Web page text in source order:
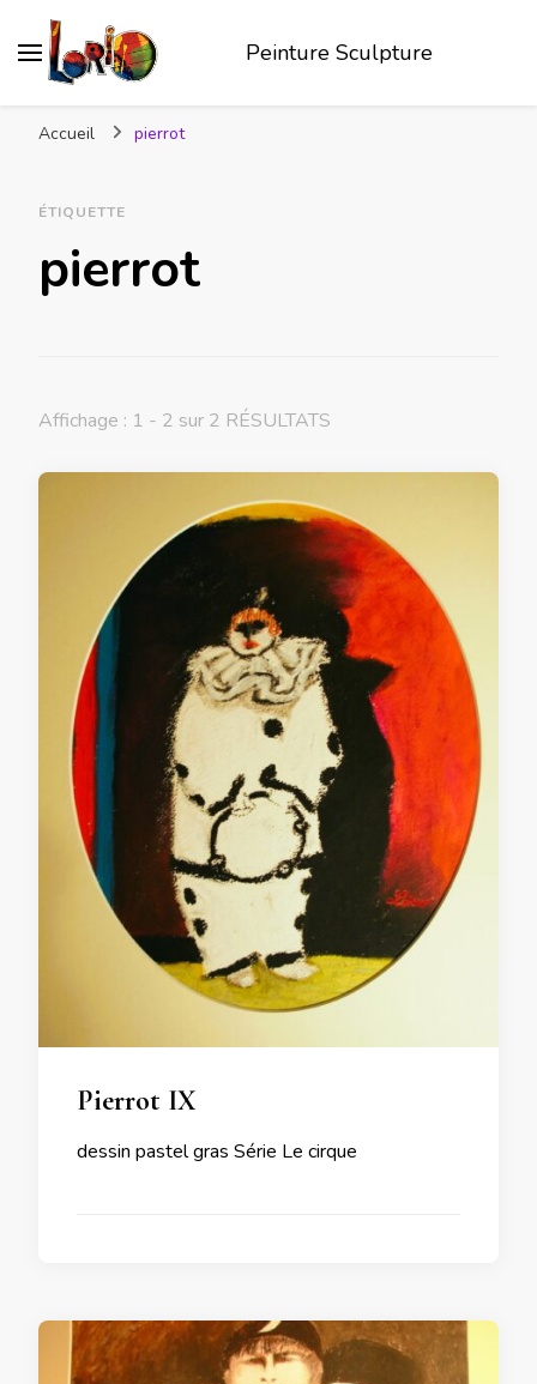
Peinture Sculpture
Accueil pierrot
ÉTIQUETTE
pierrot
Affichage : 1 - 2 sur 2 RÉSULTATS
Pierrot IX
dessin pastel gras Série Le cirque